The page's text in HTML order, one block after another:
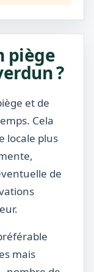
piège
?
et de
Cela
locale plus
de
mais